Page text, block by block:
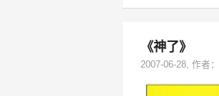
《神了》
2007-06-28, 作者：